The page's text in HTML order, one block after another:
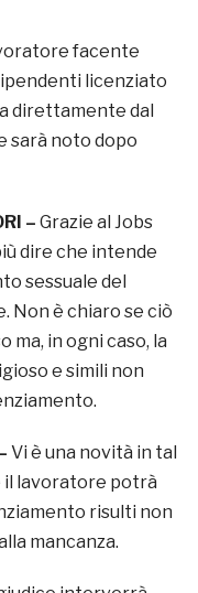
facente
licenziato
direttamente dal
sarà noto dopo
– Grazie al Jobs
dire che intende
sessuale del
Non è chiaro se ciò
ma, in ogni caso, la
e simili non
Vi è una novità in tal
il lavoratore potrà
risulti non
mancanza.